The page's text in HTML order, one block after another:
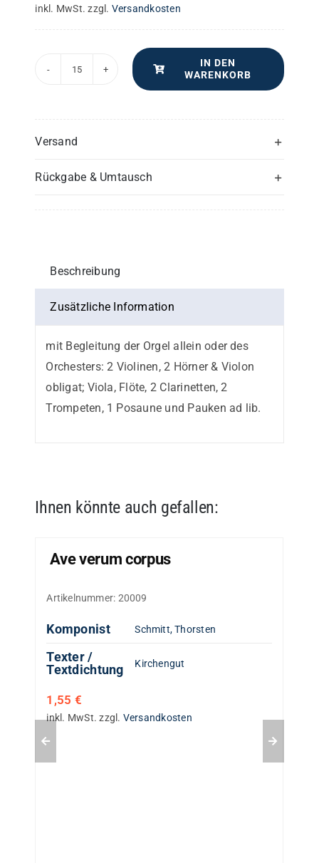
inkl. MwSt. zzgl. Versandkosten
–
(1)
IN DEN
WARENKORB
Versand
Rückgabe & Umtausch
Beschreibung
Zusätzliche Information
mit Begleitung der Orgel allein oder des
Orchesters: 2 Violinen, 2 Hörner & Violon
obligat; Viola, Flöte, 2 Clarinetten, 2
Trompeten, 1 Posaune und Pauken ad lib.
Ihnen könnte auch gefallen:
Ave verum corpus
Artikelnummer: 20009
Komponist Schmitt, Thorsten
Texter /
Textdichtung
Kirchengut
1,55 €
inkl. MwSt. zzgl. Versandkosten